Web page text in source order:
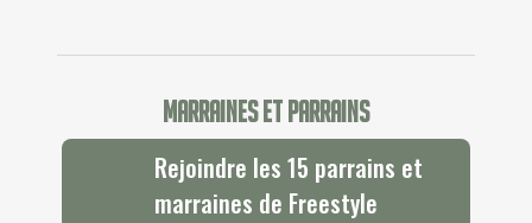
Marraines et parrains
Rejoindre les 15 parrains et
marraines de Freestyle